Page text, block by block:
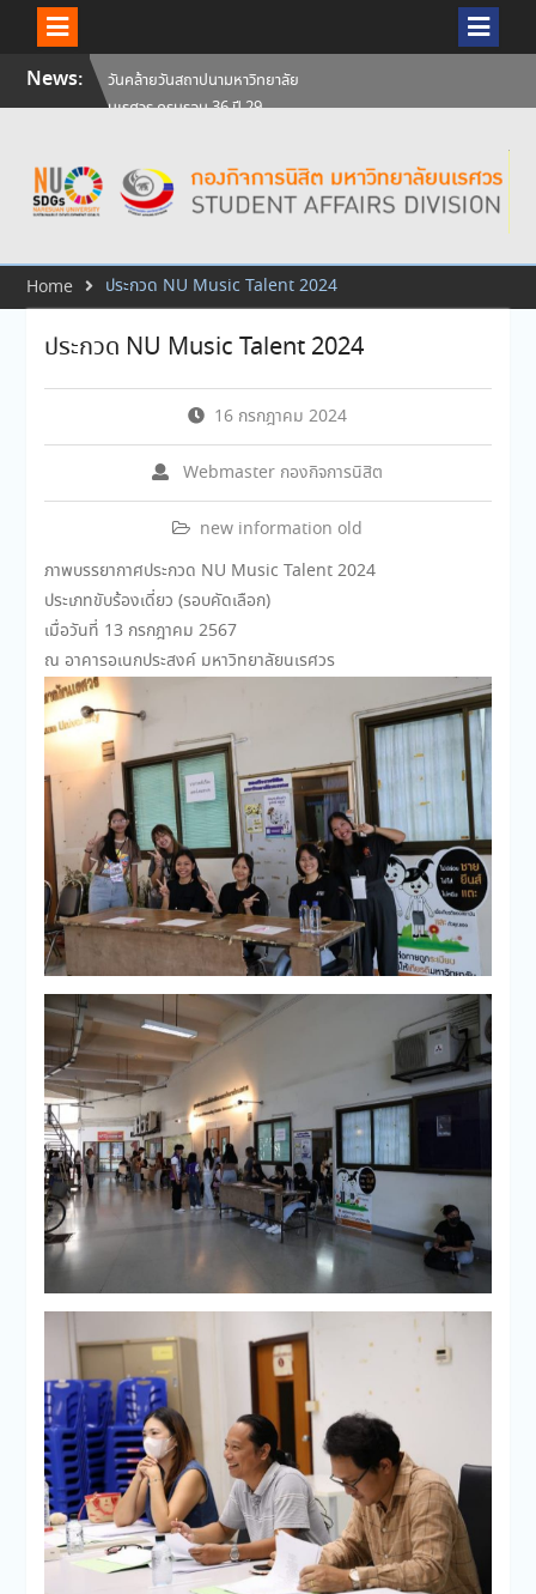
SkipNews:
สัมภาษณ์นิสิตเพื่อพิจารณาเข้ารับ
ทุนการศึกษามหาวิทยาลัยนเรศวร
ศิษย์เก่าแพทย์ถ่ายทอดความรู้ให้
แก่นิสิตปัจจุบัน
วันคล้ายวันสถาปนามหาวิทยาลัย
กรกฎาคม 2569
Home ประกวด NU Music Talent 2024
ประกวด NU Music Talent 2024
16 กรกฎาคม 2024
Webmaster กองกิจการนิสิต
new information old
ภาพบรรยากาศประกวด NU Music Talent 2024
ประเภทขับร้องเดี่ยว (รอบคัดเลือก)
เมื่อวันที่ 13 กรกฎาคม 2567
ณ อาคารอเนกประสงค์ มหาวิทยาลัยนเรศวร